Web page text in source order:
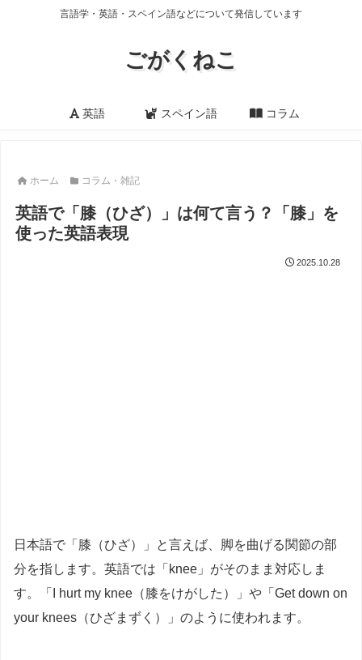
言語学・英語・スペイン語などについて発信しています
ごがくねこ
英語 スペイン語 コラム
ホーム コラム・雑記
英語で「膝（ひざ）」は何て言う？「膝」を
使った英語表現
2025.10.28
日本語で「膝（ひざ）」と言えば、脚を曲げる関節の部
分を指します。英語では「knee」がそのまま対応しま
す。「I hurt my knee（膝をけがした）」や「Get down on
your knees（ひざまずく）」のように使われます。